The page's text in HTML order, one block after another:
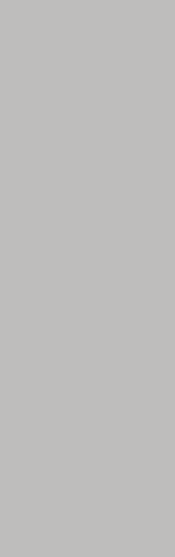
PER UNA
utilizza una
di adattare la
il massimo
De’Longhi.
DA